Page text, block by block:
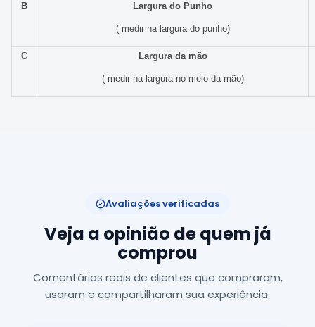
B Largura do Punho
( medir na largura do punho)
C Largura da mão
( medir na largura no meio da mão)
Avaliações verificadas
Veja a opinião de quem já
comprou
Comentários reais de clientes que compraram,
usaram e compartilharam sua experiência.